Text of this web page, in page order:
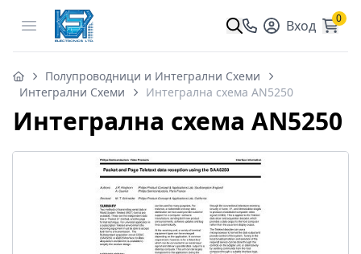
Open menu Вход 0
Полупроводници и Интегрални Схеми
Интегрални Схеми
Интегрална схема AN5250
Интегрална схема AN5250